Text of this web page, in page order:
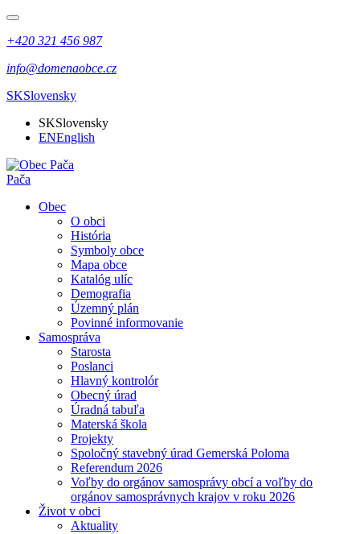
+420 321 456 987
info@domenaobce.cz
SKSlovensky
SKSlovensky
ENEnglish
Pača
Obec
O obci
História
Symboly obce
Mapa obce
Katalóg ulíc
Demografia
Územný plán
Povinné informovanie
Samospráva
Starosta
Poslanci
Hlavný kontrolór
Obecný úrad
Úradná tabuľa
Materská škola
Projekty
Spoločný stavebný úrad Gemerská Poloma
Referendum 2026
Voľby do orgánov samosprávy obcí a voľby do
orgánov samosprávnych krajov v roku 2026
Život v obci
Aktuality